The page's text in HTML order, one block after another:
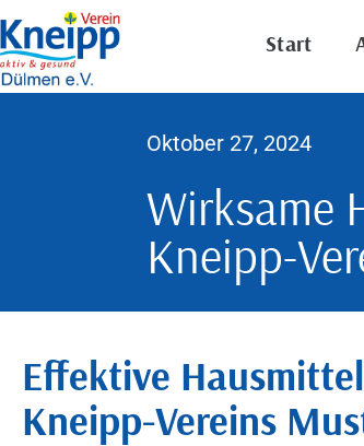
Start
Oktober 27, 2024
Wirksame
Kneipp-
Effektive
Kneipp-Vereins